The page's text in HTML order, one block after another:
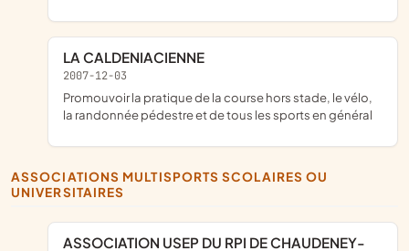
LA CALDENIACIENNE
2007-12-03
promouvoir la pratique de la course hors stade, le vélo,
la randonnée pédestre et de tous les sports en général
ASSOCIATIONS MULTISPORTS SCOLAIRES OU
UNIVERSITAIRES
ASSOCIATION USEP DU RPI DE CHAUDENEY-